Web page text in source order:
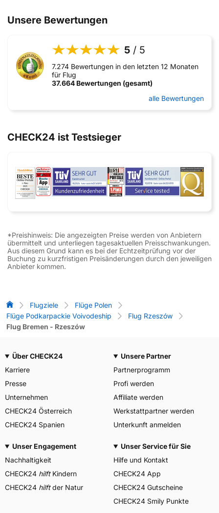
Unsere Bewertungen
5 / 5
7.274 Bewertungen in den letzten 12 Monaten
für Flug
37.664 Bewertungen (gesamt)
alle Bewertungen
CHECK24 ist Testsieger
*Preishinweis: Die angezeigten Preise werden von Anbietern
übermittelt und unterliegen tagesaktuellen Preisschwankungen.
Aus diesem Grund kann es bei der Echtzeitprüfung vor der
Buchung zu kurzfristigen Preisänderungen durch den jeweiligen
Anbieter kommen.
Flug-Vergleich
Flugziele
Flüge Polen
Flüge Podkarpackie Voivodeship
Flug Rzeszów
Flug Bremen - Rzeszów
Über CHECK24
Karriere
Presse
Unternehmen
CHECK24 Österreich
CHECK24 Spanien
Unsere Partner
Partnerprogramm
Profi werden
Affiliate werden
Werkstattpartner werden
Unterkunft anmelden
Unser Engagement
Nachhaltigkeit
CHECK24 hilftKindern
CHECK24 hilftder Natur
Unser Service für Sie
Hilfe und Kontakt
CHECK24 App
CHECK24 Gutscheine
CHECK24 Smily Punkte